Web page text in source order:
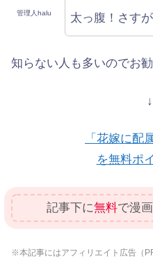
管理人halu 太っ腹！さすが
知らない人も多いのでお
「花嫁に配
を無料ポ
記事下に無料で漫
※本記事にはアフィリエイト広告（